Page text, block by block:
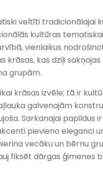
veltīti tradicionālajai
kultūras
vienlaikus
kas dziļi
grupām.
krāsas izvēle; tā ir
galvenajām
Sarkanajai papildus
pievieno eleganci
vecāku un bērnu
fiksēt dārgas ģimenes